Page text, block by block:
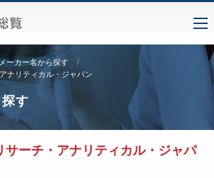
ーカー名から探す
ナリティカル・ジャパン
す
サーチ・アナリティカル・ジャパ